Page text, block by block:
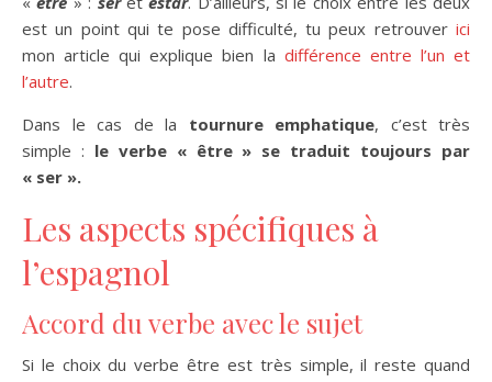
est un point qui te pose difficulté, tu peux retrouver ici
mon article qui explique bien la différence entre l’un et
l’autre.
Dans le cas de la tournure emphatique, c’est très
simple : le verbe « être » se traduit toujours par
« ser ».
Les aspects spécifiques à
l’espagnol
Accord du verbe avec le sujet
Si le choix du verbe être est très simple, il reste quand